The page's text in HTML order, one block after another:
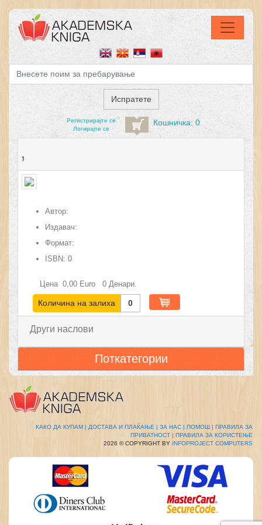
Регистрирајтe се
Логирајте се
Кошничка: 0
,
Автор:
Издавач:
Формат:
ISBN: 0
Цена 0,00 Euro0 Денари.
Количина на залиха 0
Други наслови
Поткатегории
КАКО ДА КУПАМ | ДОСТАВА И ПЛАЌАЊЕ | ЗА НАС | ПОМОШ |
ПРАВИЛА ЗА
ПРИВАТНОСТ |
ПРАВИЛА ЗА КОРИСТЕЊЕ
2026 © COPYRIGHT BY
INFOPROJECT COMPUTERS